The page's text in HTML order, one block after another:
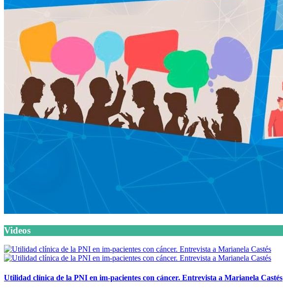
Videos
Utilidad clínica de la PNI en im-pacientes con cáncer. Entrevista a Marianela Castés